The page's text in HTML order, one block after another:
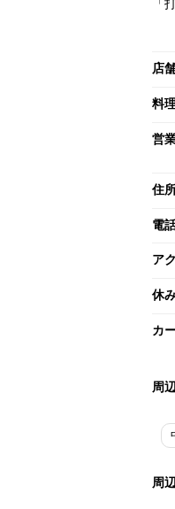
「
店
料
営
住
電
ア
休
カ
周
周